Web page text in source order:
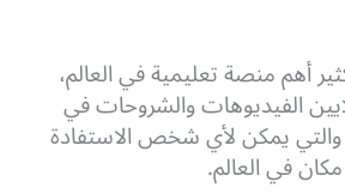
أهم منصة تعليمية في العالم،
الفيديوهات والشروحات في
يمكن لأي شخص الاستفادة
في العالم.